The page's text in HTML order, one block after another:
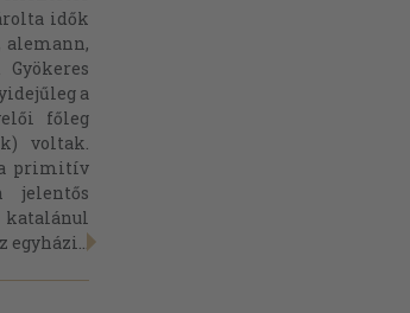
idők
alemann,
a
főleg
voltak.
primitív
jelentős
katalánul